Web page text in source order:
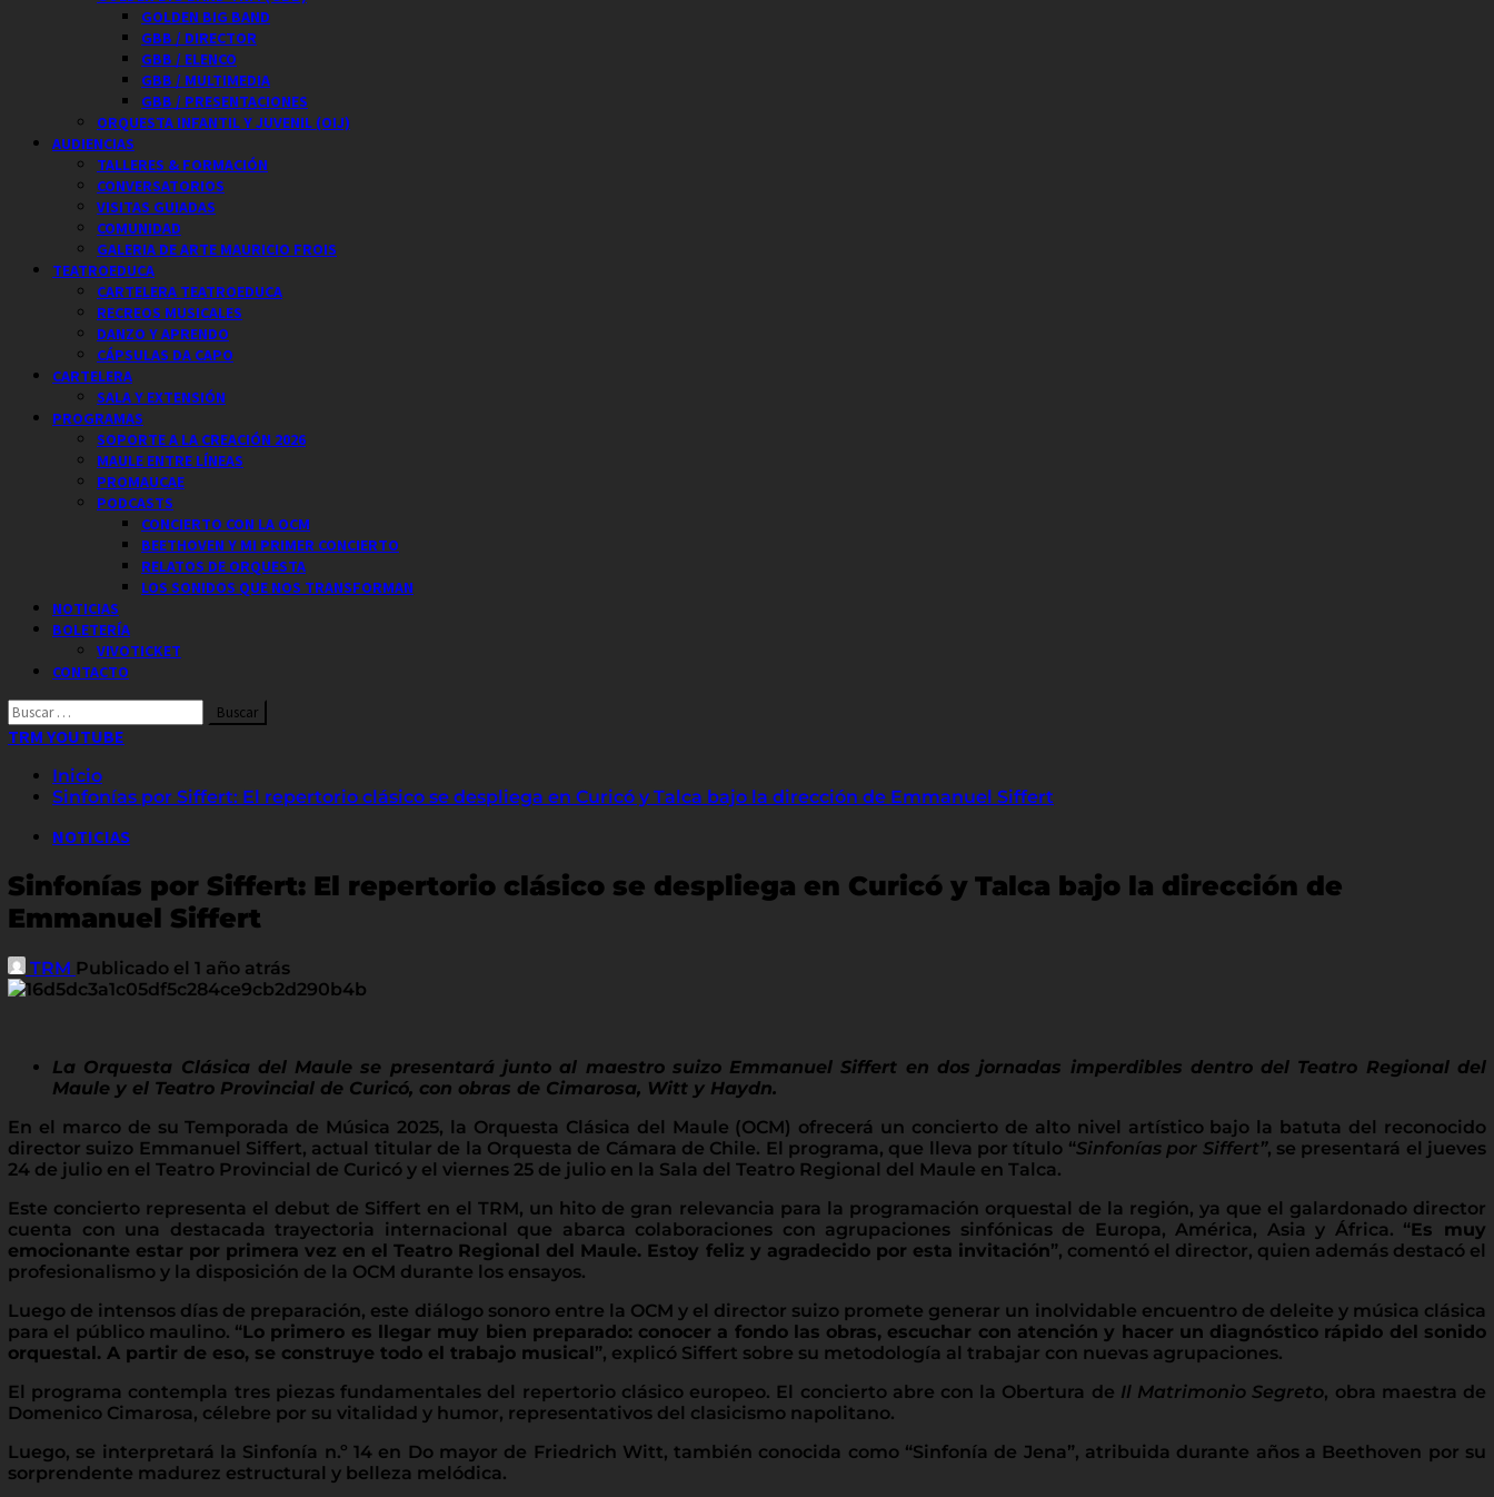
GOLDEN BIG BAND
GBB / DIRECTOR
GBB / ELENCO
GBB / MULTIMEDIA
GBB / PRESENTACIONES
ORQUESTA INFANTIL Y JUVENIL (OIJ)
AUDIENCIAS
TALLERES & FORMACIÓN
CONVERSATORIOS
VISITAS GUIADAS
COMUNIDAD
GALERIA DE ARTE MAURICIO FROIS
TEATROEDUCA
CARTELERA TEATROEDUCA
RECREOS MUSICALES
DANZO Y APRENDO
CÁPSULAS DA CAPO
CARTELERA
SALA Y EXTENSIÓN
PROGRAMAS
SOPORTE A LA CREACIÓN 2026
MAULE ENTRE LÍNEAS
PROMAUCAE
PODCASTS
CONCIERTO CON LA OCM
BEETHOVEN Y MI PRIMER CONCIERTO
RELATOS DE ORQUESTA
LOS SONIDOS QUE NOS TRANSFORMAN
NOTICIAS
BOLETERÍA
VIVOTICKET
CONTACTO
Buscar
por:
TRM YOUTUBE
Inicio
Sinfonías por Siffert: El repertorio clásico se despliega en Curicó y Talca bajo la dirección de Emmanuel Siffert
NOTICIAS
Sinfonías por Siffert: El repertorio clásico se despliega en Curicó y Talca bajo la dirección de
Emmanuel Siffert
TRM Publicado el 1 año atrás
La Orquesta Clásica del Maule se presentará junto al maestro suizo Emmanuel Siffert en dos jornadas imperdibles dentro del Teatro Regional del
Maule y el Teatro Provincial de Curicó, con obras de Cimarosa, Witt y Haydn.
En el marco de su Temporada de Música 2025, la Orquesta Clásica del Maule (OCM) ofrecerá un concierto de alto nivel artístico bajo la batuta del reconocido
director suizo Emmanuel Siffert, actual titular de la Orquesta de Cámara de Chile. El programa, que lleva por título “Sinfonías por Siffert”, se presentará el jueves
24 de julio en el Teatro Provincial de Curicó y el viernes 25 de julio en la Sala del Teatro Regional del Maule en Talca.
Este concierto representa el debut de Siffert en el TRM, un hito de gran relevancia para la programación orquestal de la región, ya que el galardonado director
cuenta con una destacada trayectoria internacional que abarca colaboraciones con agrupaciones sinfónicas de Europa, América, Asia y África. “Es muy
emocionante estar por primera vez en el Teatro Regional del Maule. Estoy feliz y agradecido por esta invitación”, comentó el director, quien además destacó el
profesionalismo y la disposición de la OCM durante los ensayos.
Luego de intensos días de preparación, este diálogo sonoro entre la OCM y el director suizo promete generar un inolvidable encuentro de deleite y música clásica
para el público maulino. “Lo primero es llegar muy bien preparado: conocer a fondo las obras, escuchar con atención y hacer un diagnóstico rápido del sonido
orquestal. A partir de eso, se construye todo el trabajo musical”, explicó Siffert sobre su metodología al trabajar con nuevas agrupaciones.
El programa contempla tres piezas fundamentales del repertorio clásico europeo. El concierto abre con la Obertura de Il Matrimonio Segreto, obra maestra de
Domenico Cimarosa, célebre por su vitalidad y humor, representativos del clasicismo napolitano.
Luego, se interpretará la Sinfonía n.º 14 en Do mayor de Friedrich Witt, también conocida como “Sinfonía de Jena”, atribuida durante años a Beethoven por su
sorprendente madurez estructural y belleza melódica.